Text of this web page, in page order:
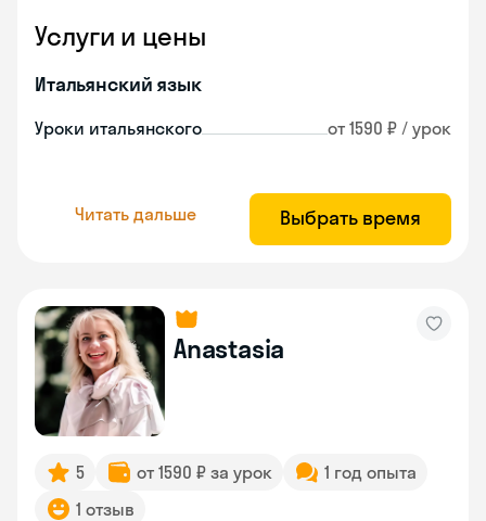
Услуги и цены
Итальянский язык
Уроки итальянского от 1590 ₽ / урок
Читать дальше Выбрать время
Anastasia
5 от 1590 ₽ за урок
1 год опыта
1 отзыв